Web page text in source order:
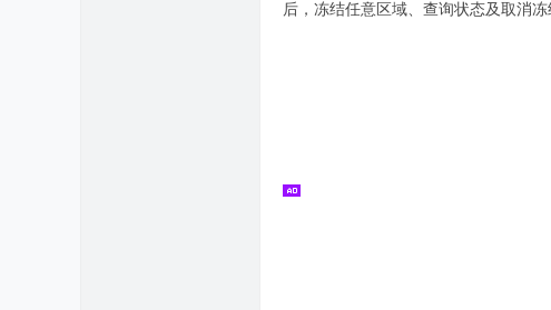
后，冻结任意区域、查询状态及取消